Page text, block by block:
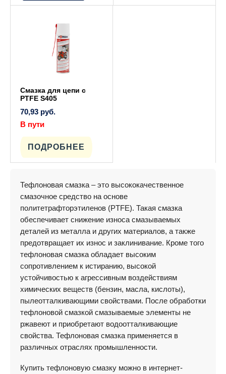
Смазка для цепи с
PTFE S405
70,93 руб.
В пути
ПОДРОБНЕЕ
Тефлоновая смазка – это высококачественное
смазочное средство на основе
политетрафторэтиленов (PTFE). Такая смазка
обеспечивает снижение износа смазываемых
деталей из металла и других материалов, а также
предотвращает их износ и заклинивание. Кроме того
тефлоновая смазка обладает высоким
сопротивлением к истиранию, высокой
устойчивостью к агрессивным воздействиям
химических веществ (бензин, масла, кислоты),
пылеотталкивающими свойствами. После обработки
тефлоновой смазкой смазываемые элементы не
ржавеют и приобретают водоотталкивающие
свойства. Тефлоновая смазка применяется в
различных отраслях промышленности.
Купить тефлоновую смазку можно в интернет-